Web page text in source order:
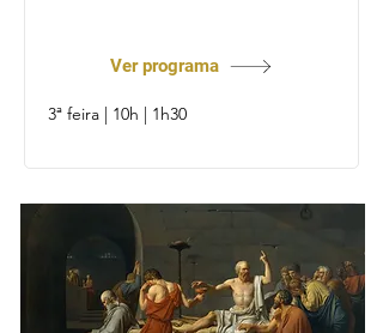
Ver programa
3ª feira | 10h | 1h30